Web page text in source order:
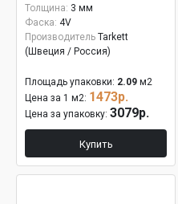
Толщина: 3 мм
Фаска: 4V
Производитель Tarkett
(Швеция / Россия)
Площадь упаковки: 2.09 м2
Цена за 1 м2: 1473р.
Цена за упаковку: 3079р.
Купить